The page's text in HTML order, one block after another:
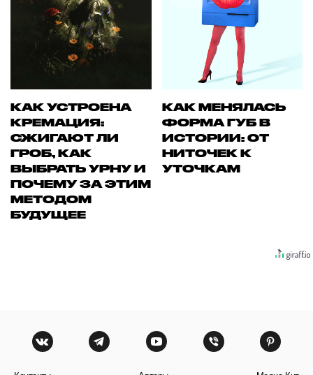
КАК УСТРОЕНА
КРЕМАЦИЯ:
СЖИГАЮТ ЛИ
ГРОБ, КАК
ВЫБРАТЬ УРНУ И
ПОЧЕМУ ЗА ЭТИМ
МЕТОДОМ
БУДУЩЕЕ
КАК МЕНЯЛАСЬ
ФОРМА ГУБ В
ИСТОРИИ: ОТ
НИТОЧЕК К
УТОЧКАМ